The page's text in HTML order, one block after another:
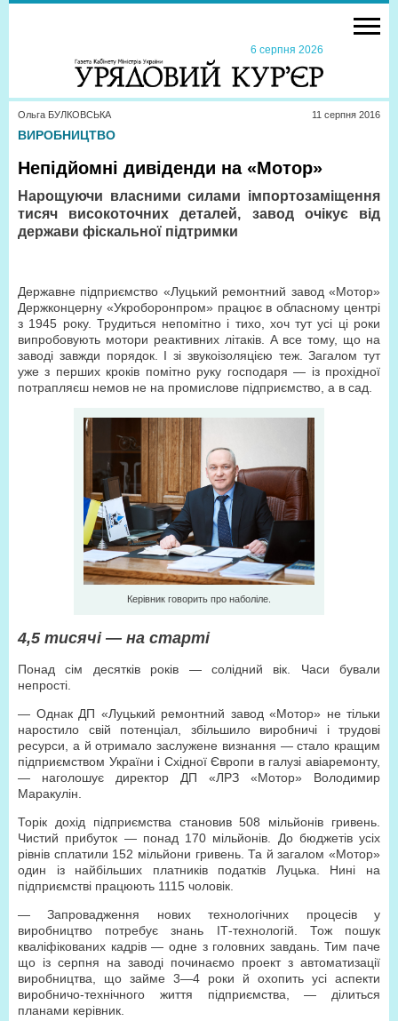
6 серпня 2026
Ольга БУЛКОВСЬКА 11 серпня 2016
ВИРОБНИЦТВО
Непідйомні дивіденди на «Мотор»
Нарощуючи власними силами імпортозаміщення
тисяч високоточних деталей, завод очікує від
держави фіскальної підтримки
Державне підприємство «Луцький ремонтний завод «Мотор»
Держконцерну «Укроборонпром» працює в обласному центрі
з 1945 року. Трудиться непомітно і тихо, хоч тут усі ці роки
випробовують мотори реактивних літаків. А все тому, що на
заводі завжди порядок. І зі звукоізоляцією теж. Загалом тут
уже з перших кроків помітно руку господаря — із прохідної
потрапляєш немов не на промислове підприємство, а в сад.
Керівник говорить про наболіле.
4,5 тисячі — на старті
Понад сім десятків років — солідний вік. Часи бували
непрості.
— Однак ДП «Луцький ремонтний завод «Мотор» не тільки
наростило свій потенціал, збільшило виробничі і трудові
ресурси, а й отримало заслужене визнання — стало кращим
підприємством України і Східної Європи в галузі авіаремонту,
— наголошує директор ДП «ЛРЗ «Мотор» Володимир
Маракулін.
Торік дохід підприємства становив 508 мільйонів гривень.
Чистий прибуток — понад 170 мільйонів. До бюджетів усіх
рівнів сплатили 152 мільйони гривень. Та й загалом «Мотор»
один із найбільших платників податків Луцька. Нині на
підприємстві працюють 1115 чоловік.
— Запровадження нових технологічних процесів у
виробництво потребує знань ІТ-технологій. Тож пошук
кваліфікованих кадрів — одне з головних завдань. Тим паче
що із серпня на заводі починаємо проект з автоматизації
виробництва, що займе 3—4 роки й охопить усі аспекти
виробничо-технічного життя підприємства, — ділиться
планами керівник.